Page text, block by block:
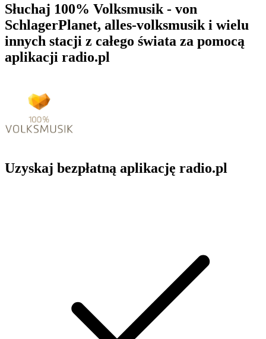
Słuchaj 100% Volksmusik - von
SchlagerPlanet, alles-volksmusik i wielu
innych stacji z całego świata za pomocą
aplikacji radio.pl
Uzyskaj bezpłatną aplikację radio.pl